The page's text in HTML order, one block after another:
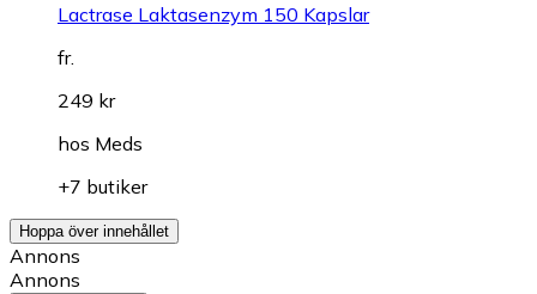
Lactrase Laktasenzym 150 Kapslar
fr.
249 kr
hos Meds
+7 butiker
Hoppa över innehållet
Annons
Annons